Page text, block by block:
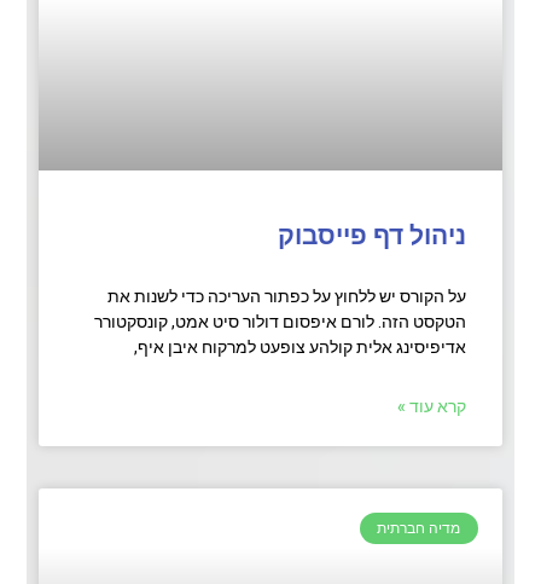
ניהול דף פייסבוק
על הקורס יש ללחוץ על כפתור העריכה כדי לשנות את
הטקסט הזה. לורם איפסום דולור סיט אמט, קונסקטורר
אדיפיסינג אלית קולהע צופעט למרקוח איבן איף,
קרא עוד »
מדיה חברתית